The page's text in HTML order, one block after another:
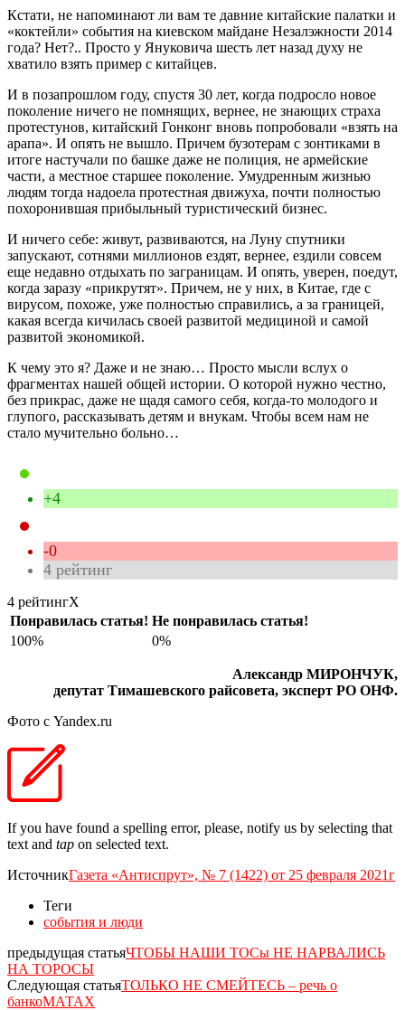
Кстати, не напоминают ли вам те давние китайские палатки и
«коктейли» события на киевском майдане Незалэжности 2014
года? Нет?.. Просто у Януковича шесть лет назад духу не
хватило взять пример с китайцев.
И в позапрошлом году, спустя 30 лет, когда подросло новое
поколение ничего не помнящих, вернее, не знающих страха
протестунов, китайский Гонконг вновь попробовали «взять на
арапа». И опять не вышло. Причем бузотерам с зонтиками в
итоге настучали по башке даже не полиция, не армейские
части, а местное старшее поколение. Умудренным жизнью
людям тогда надоела протестная движуха, почти полностью
похоронившая прибыльный туристический бизнес.
И ничего себе: живут, развиваются, на Луну спутники
запускают, сотнями миллионов ездят, вернее, ездили совсем
еще недавно отдыхать по заграницам. И опять, уверен, поедут,
когда заразу «прикрутят». Причем, не у них, в Китае, где с
вирусом, похоже, уже полностью справились, а за границей,
какая всегда кичилась своей развитой медициной и самой
развитой экономикой.
К чему это я? Даже и не знаю… Просто мысли вслух о
фрагментах нашей общей истории. О которой нужно честно,
без прикрас, даже не щадя самого себя, когда-то молодого и
глупого, рассказывать детям и внукам. Чтобы всем нам не
стало мучительно больно…
+4
-0
4 рейтинг
4 рейтингX
Понравилась статья! Не понравилась статья!
100%
0%
Александр МИРОНЧУК,
депутат Тимашевского райсовета, эксперт РО ОНФ.
Фото с Yandex.ru
If you have found a spelling error, please, notify us by selecting that
text and tap on selected text.
ИсточникГазета «Антиспрут», № 7 (1422) от 25 февраля 2021г
Теги
события и люди
предыдущая статьяЧТОБЫ НАШИ ТОСы НЕ НАРВАЛИСЬ
НА ТОРОСЫ
Следующая статьяТОЛЬКО НЕ СМЕЙТЕСЬ – речь о
банкоМАТАХ